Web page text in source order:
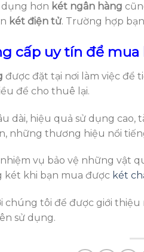
dụng hơn két ngân hàng
két điện tử. Trường hợp
cấp uy tín để
được đặt tại nơi làm việc để
để cho thuê lại.
dài, hiệu quả sử dụng
những thương hiệu nổi
nhiệm vụ bảo vệ những vật
két khi bạn mua được két
chúng tôi để được giới thiệu
sử dụng.